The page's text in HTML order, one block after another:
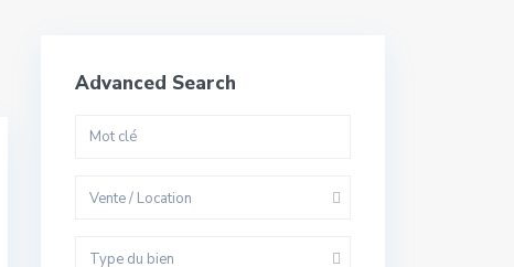
Advanced Search
Vente / Location
Type du bien